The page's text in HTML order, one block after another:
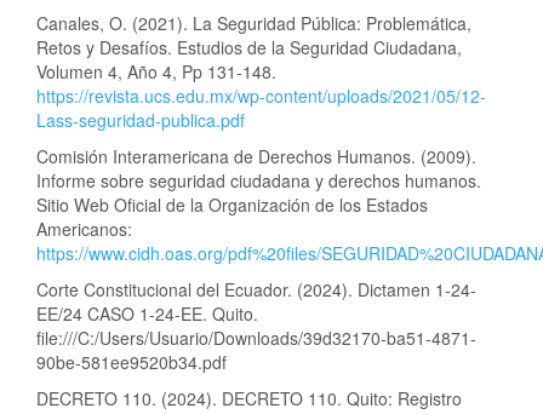
Canales, O. (2021). La Seguridad Pública: Problemática,
Retos y Desafíos. Estudios de la Seguridad Ciudadana,
Volumen 4, Año 4, Pp 131-148.
https://revista.ucs.edu.mx/wp-content/uploads/2021/05/12-
Lass-seguridad-publica.pdf
Comisión Interamericana de Derechos Humanos. (2009).
Informe sobre seguridad ciudadana y derechos humanos.
Sitio Web Oficial de la Organización de los Estados
Americanos:
https://www.cidh.oas.org/pdf%20files/
Corte Constitucional del Ecuador. (2024). Dictamen 1-24-
EE/24 CASO 1-24-EE. Quito.
file:///C:/Users/Usuario/Downloads/39d32170-ba51-4871-
90be-581ee9520b34.pdf
DECRETO 110. (2024). DECRETO 110. Quito: Registro